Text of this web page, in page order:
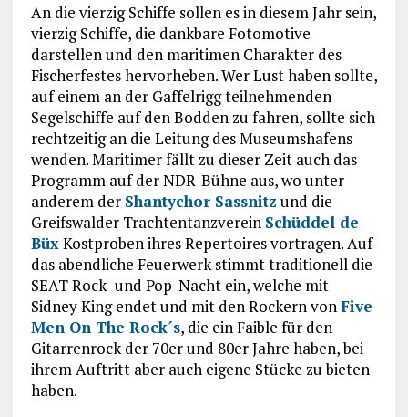
An die vierzig Schiffe sollen es in diesem Jahr sein,
vierzig Schiffe, die dankbare Fotomotive
darstellen und den maritimen Charakter des
Fischerfestes hervorheben. Wer Lust haben sollte,
auf einem an der Gaffelrigg teilnehmenden
Segelschiffe auf den Bodden zu fahren, sollte sich
rechtzeitig an die Leitung des Museumshafens
wenden. Maritimer fällt zu dieser Zeit auch das
Programm auf der NDR-Bühne aus, wo unter
anderem der Shantychor Sassnitz und die
Greifswalder Trachtentanzverein Schüddel de
Büx Kostproben ihres Repertoires vortragen. Auf
das abendliche Feuerwerk stimmt traditionell die
SEAT Rock- und Pop-Nacht ein, welche mit
Sidney King endet und mit den Rockern von Five
Men On The Rock´s, die ein Faible für den
Gitarrenrock der 70er und 80er Jahre haben, bei
ihrem Auftritt aber auch eigene Stücke zu bieten
haben.